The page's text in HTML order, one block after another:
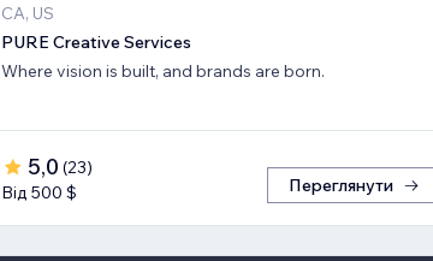
CA, US
PURE Creative Services
Where vision is built, and brands are born.
5,0 (23)
Від 500 $
Переглянути